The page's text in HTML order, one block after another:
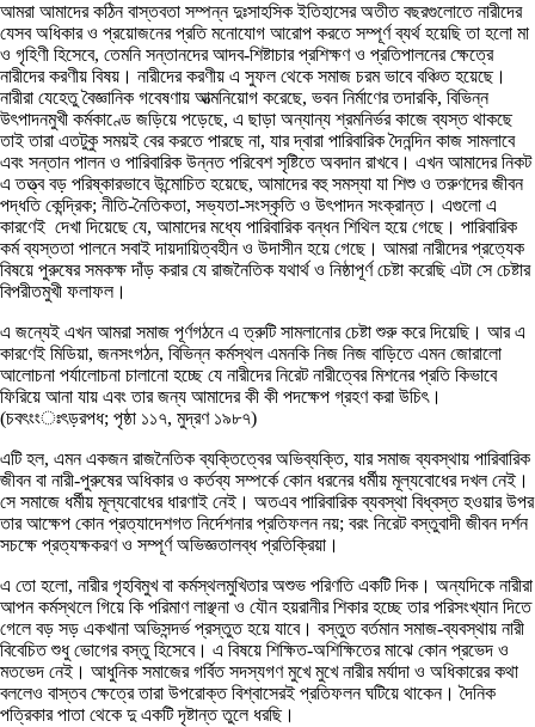
আমরা আমাদের কঠিন বাস্তবতা সম্পন্ন দুঃসাহসিক ইতিহাসের অতীত বছরগুলোতে নারীদের
যেসব অধিকার ও প্রয়োজনের প্রতি মনোযোগ আরোপ করতে সম্পূর্ণ ব্যর্থ হয়েছি তা হলো মা
ও গৃহিণী হিসেবে, তেমনি সন্তানদের আদব-শিষ্টাচার প্রশিক্ষণ ও প্রতিপালনের ক্ষেত্রে
নারীদের করণীয় বিষয়। নারীদের করণীয় এ সুফল থেকে সমাজ চরম ভাবে বঞ্চিত হয়েছে।
নারীরা যেহেতু বৈজ্ঞানিক গবেষণায় আত্মনিয়োগ করেছে, ভবন নির্মাণের তদারকি, বিভিন্ন
উৎপাদনমুখী কর্মকাণ্ডে জড়িয়ে পড়েছে, এ ছাড়া অন্যান্য শ্রমনির্ভর কাজে ব্যস্ত থাকছে
তাই তারা এতটুকু সময়ই বের করতে পারছে না, যার দ্বারা পারিবারিক দৈনন্দিন কাজ সামলাবে
এবং সন্তান পালন ও পারিবারিক উন্নত পরিবেশ সৃষ্টিতে অবদান রাখবে। এখন আমাদের নিকট
এ তত্ত্ব বড় পরিষ্কারভাবে উন্মোচিত হয়েছে, আমাদের বহু সমস্যা যা শিশু ও তরুণদের জীবন
পদ্ধতি কেন্দ্রিক; নীতি-নৈতিকতা, সভ্যতা-সংস্কৃতি ও উৎপাদন সংক্রান্ত। এগুলো এ
কারণেই দেখা দিয়েছে যে, আমাদের মধ্যে পারিবারিক বন্ধন শিথিল হয়ে গেছে। পারিবারিক
কর্ম ব্যস্ততা পালনে সবাই দায়দায়িত্বহীন ও উদাসীন হয়ে গেছে। আমরা নারীদের প্রত্যেক
বিষয়ে পুরুষের সমকক্ষ দাঁড় করার যে রাজনৈতিক যথার্থ ও নিষ্ঠাপূর্ণ চেষ্টা করেছি এটা সে চেষ্টার
বিপরীতমুখী ফলাফল।
এ জন্যেই এখন আমরা সমাজ পূর্ণগঠনে এ ত্রুটি সামলানোর চেষ্টা শুরু করে দিয়েছি। আর এ
কারণেই মিডিয়া, জনসংগঠন, বিভিন্ন কর্মস্থল এমনকি নিজ নিজ বাড়িতে এমন জোরালো
আলোচনা পর্যালোচনা চালানো হচ্ছে যে নারীদের নিরেট নারীত্বের মিশনের প্রতি কিভাবে
ফিরিয়ে আনা যায় এবং তার জন্য আমাদের কী কী পদক্ষেপ গ্রহণ করা উচিৎ।
(চবৎংংঃৎড়রপধ; পৃষ্ঠা ১১৭, মুদ্রণ ১৯৮৭)
এটি হল, এমন একজন রাজনৈতিক ব্যক্তিত্বের অভিব্যক্তি, যার সমাজ ব্যবস্থায় পারিবারিক
জীবন বা নারী-পুরুষের অধিকার ও কর্তব্য সম্পর্কে কোন ধরনের ধর্মীয় মূল্যবোধের দখল নেই।
সে সমাজে ধর্মীয় মূল্যবোধের ধারণাই নেই। অতএব পারিবারিক ব্যবস্থা বিধ্বস্ত হওয়ার উপর
তার আক্ষেপ কোন প্রত্যাদেশগত নির্দেশনার প্রতিফলন নয়; বরং নিরেট বস্তুবাদী জীবন দর্শন
সচক্ষে প্রত্যক্ষকরণ ও সম্পূর্ণ অভিজ্ঞতালব্ধ প্রতিক্রিয়া।
এ তো হলো, নারীর গৃহবিমুখ বা কর্মস্থলমুখিতার অশুভ পরিণতি একটি দিক। অন্যদিকে নারীরা
আপন কর্মস্থলে গিয়ে কি পরিমাণ লাঞ্ছনা ও যৌন হয়রানীর শিকার হচ্ছে তার পরিসংখ্যান দিতে
গেলে বড় সড় একখানা অভিসন্দর্ভ প্রস্তুত হয়ে যাবে। বস্তুত বর্তমান সমাজ-ব্যবস্থায় নারী
বিবেচিত শুধু ভোগের বস্তু হিসেবে। এ বিষয়ে শিক্ষিত-অশিক্ষিতের মাঝে কোন প্রভেদ ও
মতভেদ নেই। আধুনিক সমাজের গর্বিত সদস্যগণ মুখে মুখে নারীর মর্যাদা ও অধিকারের কথা
বললেও বাস্তব ক্ষেত্রে তারা উপরোক্ত বিশ্বাসেরই প্রতিফলন ঘটিয়ে থাকেন। দৈনিক
পত্রিকার পাতা থেকে দু একটি দৃষ্টান্ত তুলে ধরছি।